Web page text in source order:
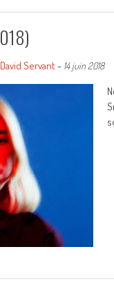
David Servant- 14 juin 2018